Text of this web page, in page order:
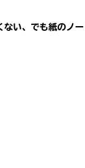
い、でも紙のノ